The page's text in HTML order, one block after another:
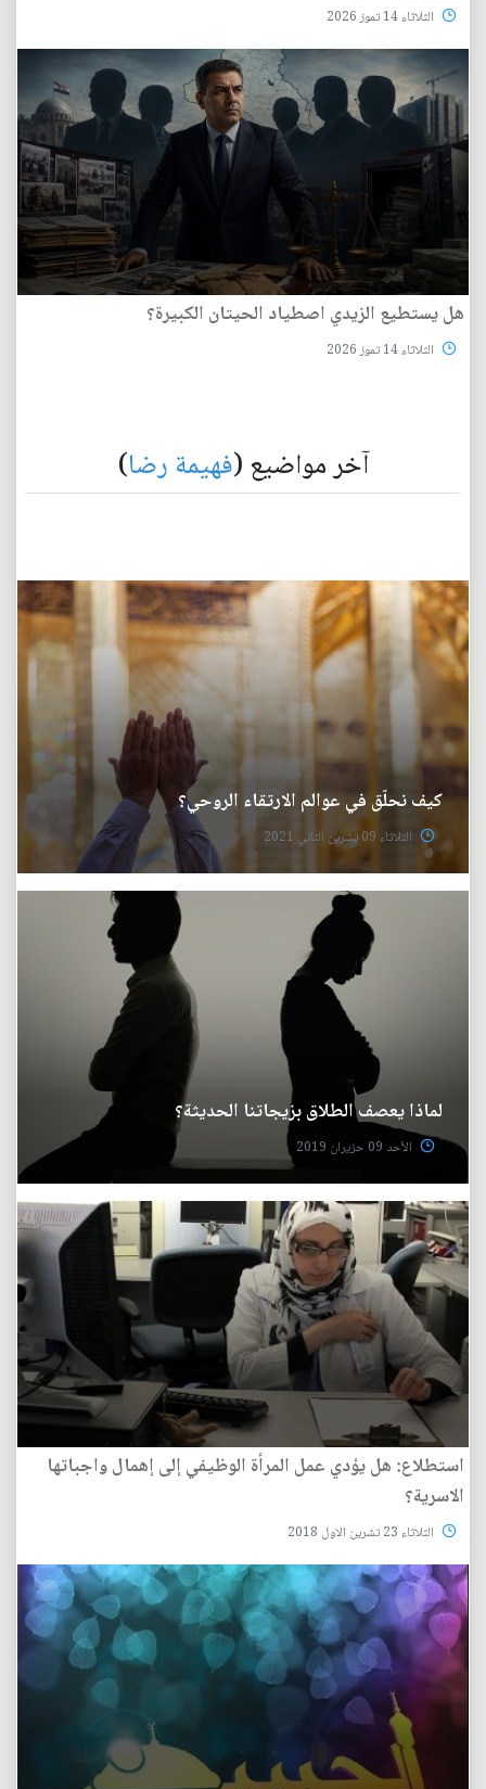
الثلاثاء 14 تموز 2026
هل يستطيع الزيدي اصطياد الحيتان الكبيرة؟
الثلاثاء 14 تموز 2026
آخر مواضيع (فهيمة رضا)
كيف نحلّق في عوالم الارتقاء الروحي؟
الثلاثاء 09 تشرين الثاني 2021
لماذا يعصف الطلاق بزيجاتنا الحديثة؟
الأحد 09 حزيران 2019
استطلاع: هل يؤدي عمل المرأة الوظيفي إلى إهمال واجباتها
الاسرية؟
الثلاثاء 23 تشرين الاول 2018